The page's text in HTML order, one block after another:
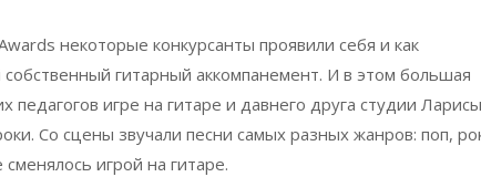
некоторые конкурсанты проявили себя и как
гитарный аккомпанемент. И в этом большая
педагогов игре на гитаре и давнего друга студии Ларисы
Со сцены звучали песни самых разных жанров: поп,
игрой на гитаре.